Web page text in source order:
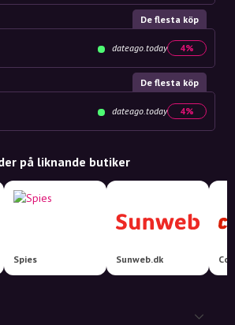
De flesta köp
dateago.today 4%
De flesta köp
dateago.today 4%
på liknande butiker
Spies Sunweb.dk